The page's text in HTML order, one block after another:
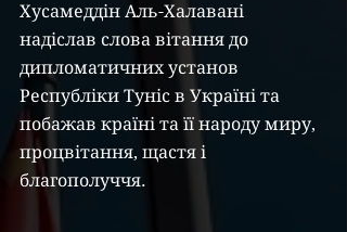
Хусамеддін Аль-Халавані
надіслав слова вітання до
дипломатичних установ
Республіки Туніс в Україні та
побажав країні та її народу миру,
процвітання, щастя і
благополуччя.